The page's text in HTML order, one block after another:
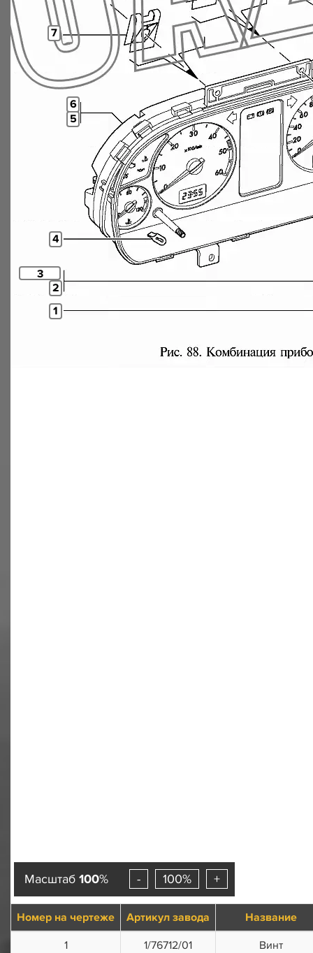
1
2
4
5
6
7
3
Масштаб 100% - 100% +
Номер на чертеже Артикул завода
Название
1
1/76712/01
Винт